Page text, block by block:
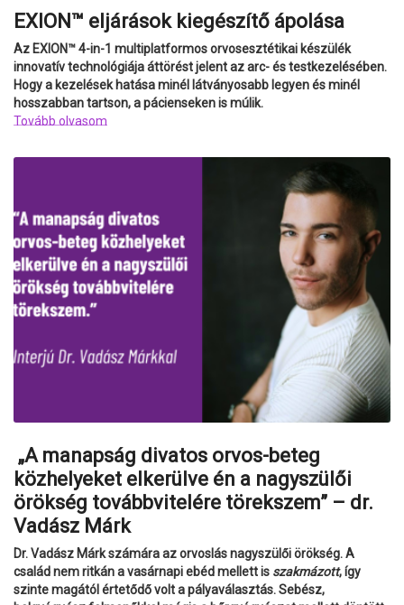
EXION™ eljárások kiegészítő ápolása
Az EXION™ 4-in-1 multiplatformos orvosesztétikai készülék
innovatív technológiája áttörést jelent az arc- és testkezelésében.
Hogy a kezelések hatása minél látványosabb legyen és minél
hosszabban tartson, a pácienseken is múlik.
Tovább olvasom
„A manapság divatos orvos-beteg
közhelyeket elkerülve én a nagyszülői
örökség továbbvitelére törekszem” – dr.
Vadász Márk
Dr. Vadász Márk számára az orvoslás nagyszülői örökség. A
család nem ritkán a vasárnapi ebéd mellett is szakmázott, így
szinte magától értetődő volt a pályaválasztás. Sebész,